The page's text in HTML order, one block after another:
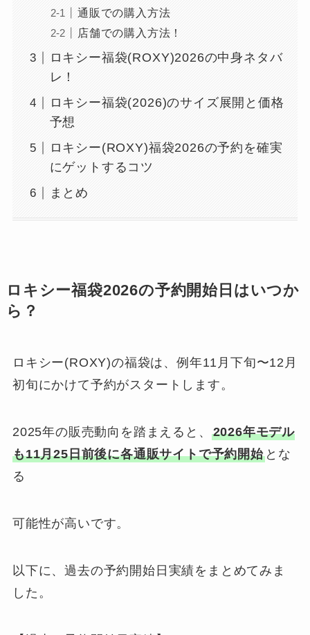
通販での購入方法
店舗での購入方法！
ロキシー福袋(ROXY)2026の中身ネタバ
レ！
ロキシー福袋(2026)のサイズ展開と価格
予想
ロキシー(ROXY)福袋2026の予約を確実
にゲットするコツ
まとめ
ロキシー福袋2026の予約開始日はいつか
ら？
ロキシー(ROXY)の福袋は、例年11月下旬〜12月
初旬にかけて予約がスタートします。
2025年の販売動向を踏まえると、 2026年モデル
も11月25日前後に各通販サイトで予約開始とな
る
可能性が高いです。
以下に、過去の予約開始日実績をまとめてみま
した。